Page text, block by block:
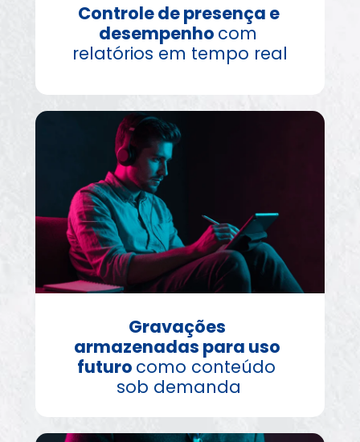
Controle de presença e
desempenho com
relatórios em tempo real
Gravações
armazenadas para uso
futuro como conteúdo
sob demanda